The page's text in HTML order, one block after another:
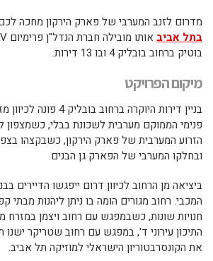
מדרום לזנב המערבי של פארק הירקון מחכה
בתל אביב
בוטיק ברחוב בובליק 4 ובו 13 דירות.
מיקום הפרויקט
בניין דירות היוקרה
פנימי הממוקם מערבית לשכונת בבלי, כשמצפון
הזרוע המערבית של פארק הירקון, כשבקצהו
ובחלקו המערבי של הפארק גן הבנים.
ביציאה מן הרחוב לכיוון דרום ייפגשו הדיירים
המכבי. רחוב מגורים הומה בו ניתן ליהנות מבתי
חנויות שונות, כשבמפגש עם רחוב ויצמן
התיכון עירוני ד', במפגש עם רחוב שטריקר ישנו
את הקונסרבטוריון הישראלי למוזיקה תל אביב.